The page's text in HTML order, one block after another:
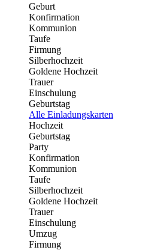
Geburt
Konfirmation
Kommunion
Taufe
Firmung
Silberhochzeit
Goldene Hochzeit
Trauer
Einschulung
Geburtstag
Alle Einladungskarten
Hochzeit
Geburtstag
Party
Konfirmation
Kommunion
Taufe
Silberhochzeit
Goldene Hochzeit
Trauer
Einschulung
Umzug
Firmung